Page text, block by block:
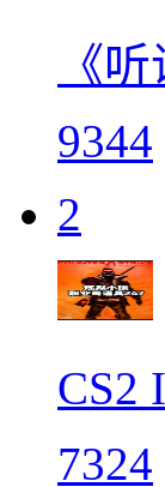
《
9344
2
CS2
7324